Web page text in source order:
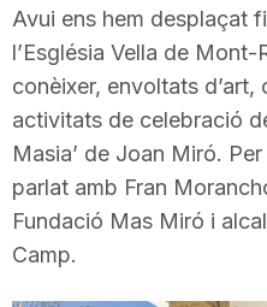
u
t
a
Avui ens hem desplaçat
l’Església Vella de
conèixer, envoltats
activitats de celebració
Masia’ de Joan Miró.
parlat amb Fran
Fundació Mas Miró i
Camp.